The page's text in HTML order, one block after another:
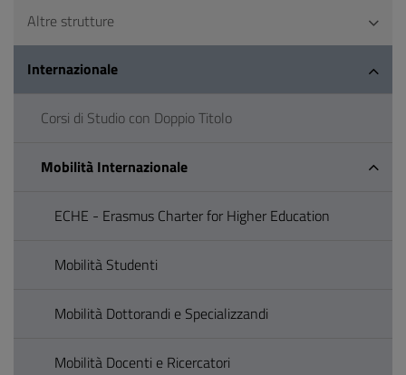
Altre strutture
Internazionale
Corsi di Studio con Doppio Titolo
Mobilità Internazionale
ECHE - Erasmus Charter for Higher Education
Mobilità Studenti
Mobilità Dottorandi e Specializzandi
Mobilità Docenti e Ricercatori